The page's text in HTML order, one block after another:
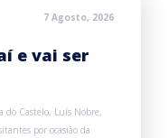
7 Agosto, 2026
e vai ser
Castelo, Luís Nobre,
por ocasião da